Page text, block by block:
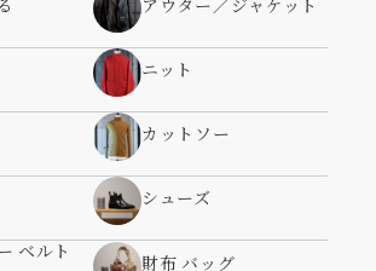
アウター／ジャケット
ニット
カットソー
シューズ
ベルト
財布 バッグ